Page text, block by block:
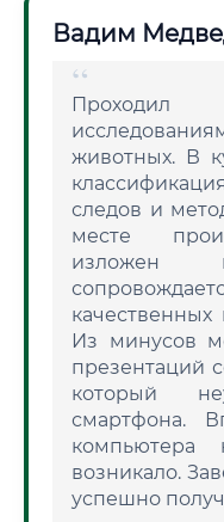
Вадим
животных. В
следов и
месте
изложен
Из минусов
презентаций
который
смартфона.
компьютера
возникало.
успешно